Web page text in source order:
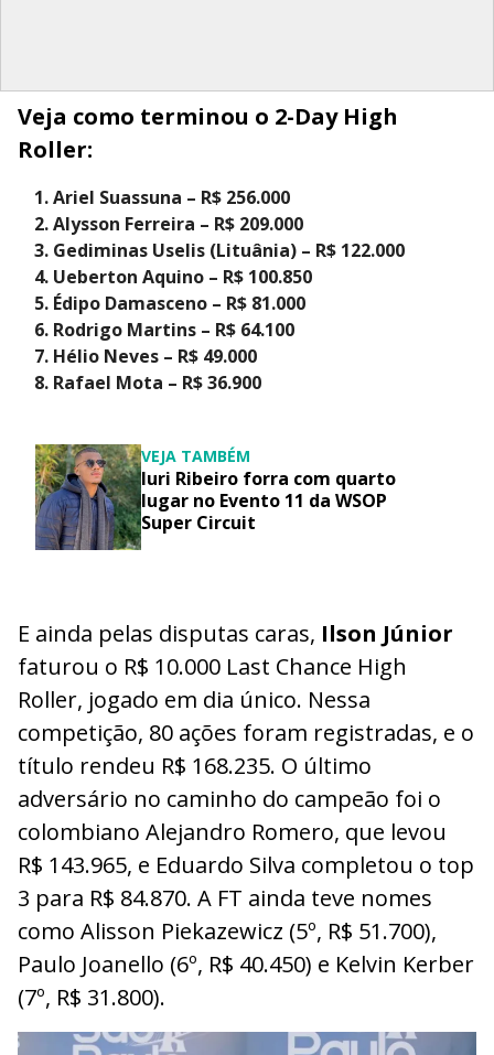
Veja como terminou o 2-Day High
Roller:
Ariel Suassuna – R$ 256.000
Alysson Ferreira – R$ 209.000
Gediminas Uselis (Lituânia) – R$ 122.000
Ueberton Aquino – R$ 100.850
Édipo Damasceno – R$ 81.000
Rodrigo Martins – R$ 64.100
Hélio Neves – R$ 49.000
Rafael Mota – R$ 36.900
VEJA TAMBÉM
Iuri Ribeiro forra com quarto
lugar no Evento 11 da WSOP
Super Circuit
E ainda pelas disputas caras, Ilson Júnior
faturou o R$ 10.000 Last Chance High
Roller, jogado em dia único. Nessa
competição, 80 ações foram registradas, e o
título rendeu R$ 168.235. O último
adversário no caminho do campeão foi o
colombiano Alejandro Romero, que levou
R$ 143.965, e Eduardo Silva completou o top
3 para R$ 84.870. A FT ainda teve nomes
como Alisson Piekazewicz (5º, R$ 51.700),
Paulo Joanello (6º, R$ 40.450) e Kelvin Kerber
(7º, R$ 31.800).